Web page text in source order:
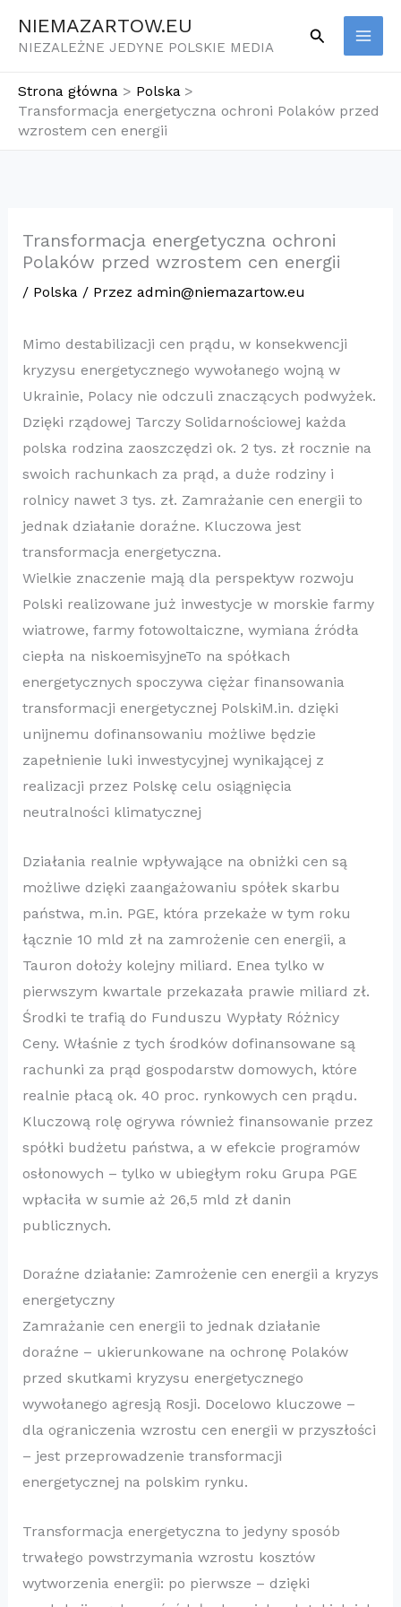
NIEMAZARTOW.EU
NIEZALEŻNE JEDYNE POLSKIE MEDIA
Szukaj
Strona główna
Polska
Transformacja energetyczna ochroni Polaków przed
wzrostem cen energii
Transformacja energetyczna ochroni
Polaków przed wzrostem cen energii
/ Polska/ Przez admin@niemazartow.eu
Mimo destabilizacji cen prądu, w konsekwencji
kryzysu energetycznego wywołanego wojną w
Ukrainie, Polacy nie odczuli znaczących podwyżek.
Dzięki rządowej Tarczy Solidarnościowej każda
polska rodzina zaoszczędzi ok. 2 tys. zł rocznie na
swoich rachunkach za prąd, a duże rodziny i
rolnicy nawet 3 tys. zł. Zamrażanie cen energii to
jednak działanie doraźne. Kluczowa jest
transformacja energetyczna.
Wielkie znaczenie mają dla perspektyw rozwoju
Polski realizowane już inwestycje w morskie farmy
wiatrowe, farmy fotowoltaiczne, wymiana źródła
ciepła na niskoemisyjneTo na spółkach
energetycznych spoczywa ciężar finansowania
transformacji energetycznej PolskiM.in. dzięki
unijnemu dofinansowaniu możliwe będzie
zapełnienie luki inwestycyjnej wynikającej z
realizacji przez Polskę celu osiągnięcia
neutralności klimatycznej
Działania realnie wpływające na obniżki cen są
możliwe dzięki zaangażowaniu spółek skarbu
państwa, m.in. PGE, która przekaże w tym roku
łącznie 10 mld zł na zamrożenie cen energii, a
Tauron dołoży kolejny miliard. Enea tylko w
pierwszym kwartale przekazała prawie miliard zł.
Środki te trafią do Funduszu Wypłaty Różnicy
Ceny. Właśnie z tych środków dofinansowane są
rachunki za prąd gospodarstw domowych, które
realnie płacą ok. 40 proc. rynkowych cen prądu.
Kluczową rolę ogrywa również finansowanie przez
spółki budżetu państwa, a w efekcie programów
osłonowych – tylko w ubiegłym roku Grupa PGE
wpłaciła w sumie aż 26,5 mld zł danin
publicznych.
Doraźne działanie: Zamrożenie cen energii a kryzys
energetyczny
Zamrażanie cen energii to jednak działanie
doraźne – ukierunkowane na ochronę Polaków
przed skutkami kryzysu energetycznego
wywołanego agresją Rosji. Docelowo kluczowe –
dla ograniczenia wzrostu cen energii w przyszłości
– jest przeprowadzenie transformacji
energetycznej na polskim rynku.
Transformacja energetyczna to jedyny sposób
trwałego powstrzymania wzrostu kosztów
wytworzenia energii: po pierwsze – dzięki